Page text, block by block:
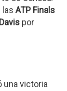
las ATP Finals
por
una victoria